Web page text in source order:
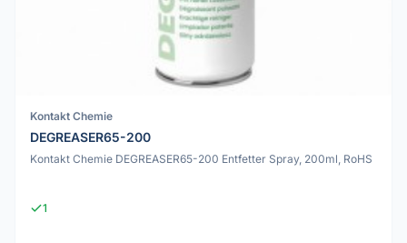
Kontakt Chemie
DEGREASER65-200
Kontakt Chemie DEGREASER65-200 Entfetter Spray, 200ml, RoHS
1